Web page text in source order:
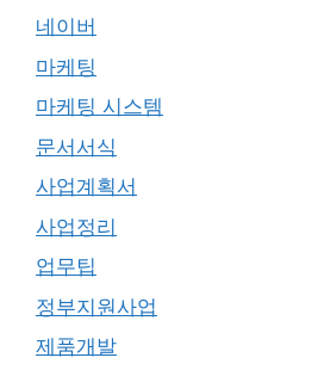
네이버
마케팅
마케팅 시스템
문서서식
사업계획서
사업정리
업무팁
정부지원사업
제품개발